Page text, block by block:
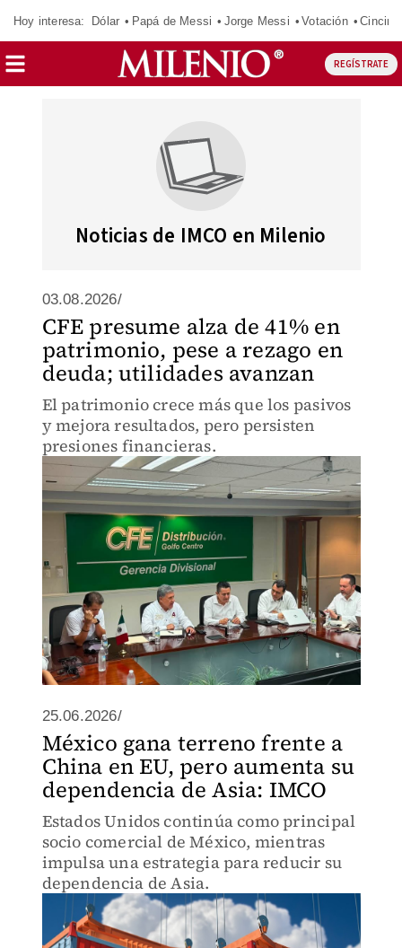
Hoy interesa: Dólar Papá de Messi Jorge Messi Votación
REGÍSTRATE
Noticias de IMCO en Milenio
03.08.2026/
CFE presume alza de 41% en
patrimonio, pese a rezago en
deuda; utilidades avanzan
El patrimonio crece más que los pasivos
y mejora resultados, pero persisten
presiones financieras.
25.06.2026/
México gana terreno frente a
China en EU, pero aumenta su
dependencia de Asia: IMCO
Estados Unidos continúa como principal
socio comercial de México, mientras
impulsa una estrategia para reducir su
dependencia de Asia.